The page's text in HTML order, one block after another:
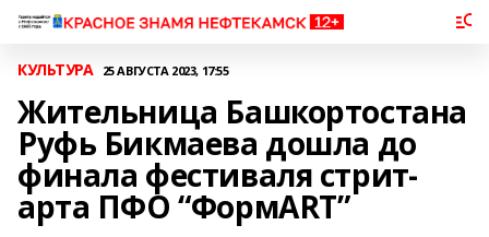
КУЛЬТУРА 25 АВГУСТА 2023, 17:55
Жительница Башкортостана
Руфь Бикмаева дошла до
финала фестиваля стрит-
арта ПФО “ФормART”